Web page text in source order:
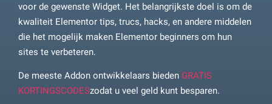
voor de gewenste Widget. Het belangrijkste doel is om de
kwaliteit Elementor tips, trucs, hacks, en andere middelen
die het mogelijk maken Elementor beginners om hun
sites te verbeteren.
De meeste Addon ontwikkelaars bieden GRATIS
KORTINGSCODESzodat u veel geld kunt besparen.